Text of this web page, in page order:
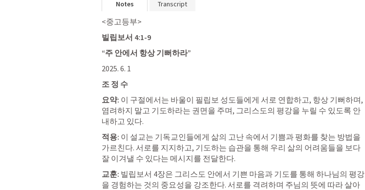
Notes Transcript
<중고등부>
빌립보서 4:1-9
“주 안에서 항상 기뻐하라”
2025. 6. 1
조 정 수
요약: 이 구절에서는 바울이 필립보 성도들에게 서로 연합하고, 항상 기뻐하며,
염려하지 말고 기도하라는 권면을 주며, 그리스도의 평강을 누릴 수 있도록 안
내하고 있다.
적용: 이 설교는 기독교인들에게 삶의 고난 속에서 기쁨과 평화를 찾는 방법을
가르친다. 서로를 지지하고, 기도하는 습관을 통해 우리 삶의 어려움들을 보다
잘 이겨낼 수 있다는 메시지를 전달한다.
교훈: 빌립보서 4장은 그리스도 안에서 기쁜 마음과 기도를 통해 하나님의 평강
을 경험하는 것의 중요성을 강조한다. 서로를 격려하며 주님의 뜻에 따라 살아